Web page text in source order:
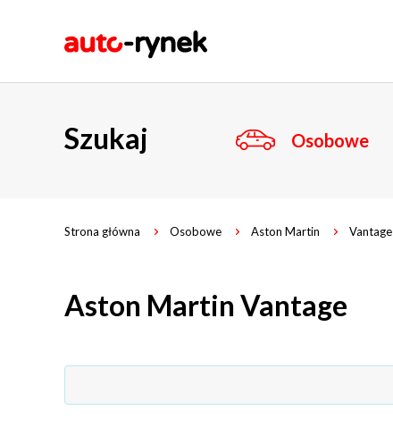
Szukaj Osobowe
Strona główna Osobowe Aston Martin Vantage
Aston Martin Vantage